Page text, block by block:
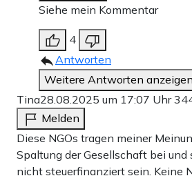
Siehe mein Kommentar
4
Antworten
Weitere Antworten
Tina28.08.2025 um 17:07 Uhr
Melden
Diese NGOs tragen meiner
Spaltung der Gesellschaft bei
nicht steuerfinanziert sein. Keine